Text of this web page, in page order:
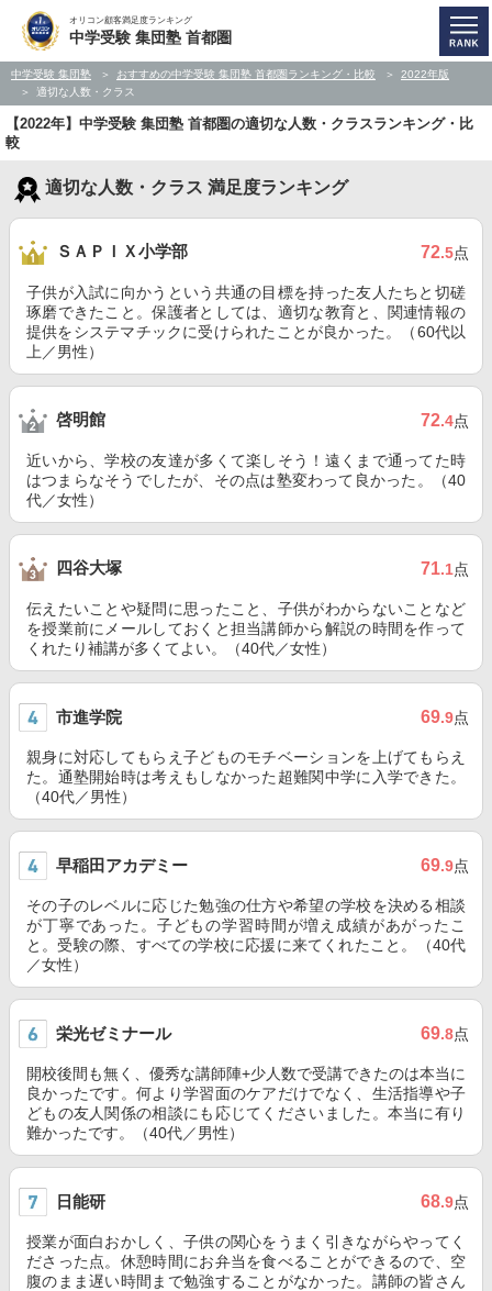
オリコン顧客満足度ランキング
中学受験 集団塾 首都圏
中学受験 集団塾 おすすめの中学受験 集団塾 首都圏ランキング・比較
2022年版
適切な人数・クラス
【2022年】中学受験 集団塾 首都圏の適切な人数・クラスランキング・比
較
適切な人数・クラス 満足度ランキング
ＳＡＰＩＸ小学部 72.5点
子供が入試に向かうという共通の目標を持った友人たちと切磋
琢磨できたこと。保護者としては、適切な教育と、関連情報の
提供をシステマチックに受けられたことが良かった。（60代以
上／男性）
啓明館 72.4点
近いから、学校の友達が多くて楽しそう！遠くまで通ってた時
はつまらなそうでしたが、その点は塾変わって良かった。（40
代／女性）
四谷大塚 71.1点
伝えたいことや疑問に思ったこと、子供がわからないことなど
を授業前にメールしておくと担当講師から解説の時間を作って
くれたり補講が多くてよい。（40代／女性）
市進学院 69.9点
親身に対応してもらえ子どものモチベーションを上げてもらえ
た。通塾開始時は考えもしなかった超難関中学に入学できた。
（40代／男性）
早稲田アカデミー 69.9点
その子のレベルに応じた勉強の仕方や希望の学校を決める相談
が丁寧であった。子どもの学習時間が増え成績があがったこ
と。受験の際、すべての学校に応援に来てくれたこと。（40代
／女性）
栄光ゼミナール 69.8点
開校後間も無く、優秀な講師陣+少人数で受講できたのは本当に
良かったです。何より学習面のケアだけでなく、生活指導や子
どもの友人関係の相談にも応じてくださいました。本当に有り
難かったです。（40代／男性）
日能研 68.9点
授業が面白おかしく、子供の関心をうまく引きながらやってく
ださった点。休憩時間にお弁当を食べることができるので、空
腹のまま遅い時間まで勉強することがなかった。講師の皆さん